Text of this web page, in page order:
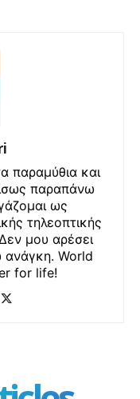
παραμύθια και
παραπάνω
ως
τηλεοπτικής
μου αρέσει
World
for life!